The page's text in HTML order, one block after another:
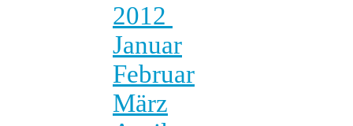
2012
Januar
Februar
März